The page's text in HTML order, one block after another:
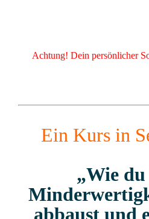
Achtung! Dein persönlicher
Ein Kurs in
„Wie
abbaust und